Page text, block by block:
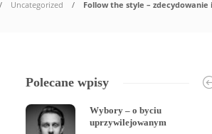
Uncategorized Follow the style – zdecydowanie
Polecane wpisy
Wybory – o byciu
uprzywilejowanym